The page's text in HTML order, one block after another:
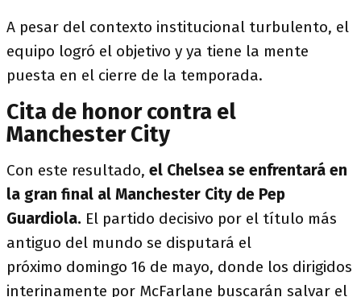
A pesar del contexto institucional turbulento, el
equipo logró el objetivo y ya tiene la mente
puesta en el cierre de la temporada.
Cita de honor contra el
Manchester City
Con este resultado, el Chelsea se enfrentará en
la gran final al Manchester City de Pep
Guardiola. El partido decisivo por el título más
antiguo del mundo se disputará el
próximo domingo 16 de mayo, donde los dirigidos
interinamente por McFarlane buscarán salvar el